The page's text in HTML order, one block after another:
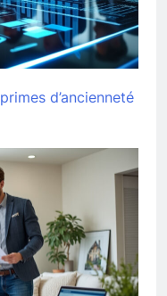
d’ancienneté